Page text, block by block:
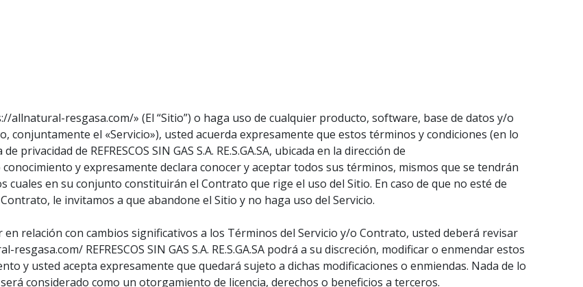
resgasa.com/» (El “Sitio”) o haga uso de cualquier producto, software, base de datos y/o
conjuntamente el «Servicio»), usted acuerda expresamente que estos términos y condiciones (en lo
de REFRESCOS SIN GAS S.A. RE.S.GA.SA, ubicada en la dirección de
y expresamente declara conocer y aceptar todos sus términos, mismos que se tendrán
en su conjunto constituirán el Contrato que rige el uso del Sitio. En caso de que no esté de
le invitamos a que abandone el Sitio y no haga uso del Servicio.
relación con cambios significativos a los Términos del Servicio y/o Contrato, usted deberá revisar
REFRESCOS SIN GAS S.A. RE.S.GA.SA podrá a su discreción, modificar o enmendar estos
y usted acepta expresamente que quedará sujeto a dichas modificaciones o enmiendas. Nada de lo
considerado como un otorgamiento de licencia, derechos o beneficios a terceros.